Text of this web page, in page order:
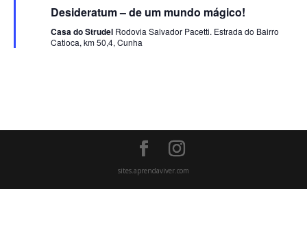
Desideratum – de um mundo mágico!
Casa do Strudel Rodovia Salvador Pacetti. Estrada do Bairro
Catioca, km 50,4, Cunha
sites.aprendaviver.com